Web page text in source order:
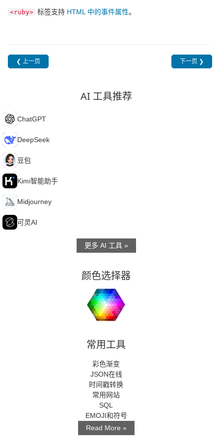
<ruby> 标签支持 HTML 中的事件属性。
❮ 上一页 下一页 ❯
AI 工具推荐
C ChatGPT
D DeepSeek
豆 豆包
K Kimi智能助手
M Midjourney
可 可灵AI
更多 AI 工具 »
颜色选择器
常用工具
彩色渐变
JSON在线
时间戳转换
常用网站
SQL
EMOJI和符号
Read More »